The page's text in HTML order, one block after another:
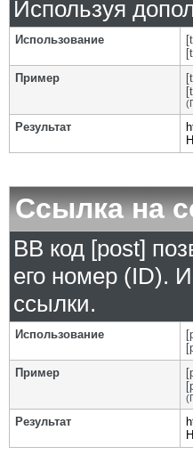
Используя
Использование
Пример
Результат
Ссылка на
BB код [post]
его номер (ID).
ссылки.
Использование
Пример
Результат